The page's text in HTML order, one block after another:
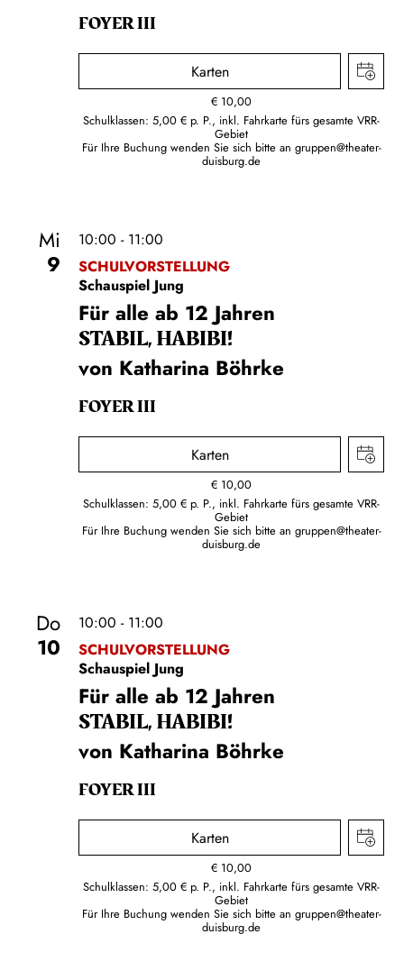
FOYER III
Karten
€ 10,00
Schulklassen: 5,00 € p. P., inkl. Fahrkarte fürs gesamte VRR-
Gebiet
Für Ihre Buchung wenden Sie sich bitte an gruppen@theater-
duisburg.de
Mi
9
10:00 - 11:00
SCHULVORSTELLUNG
Schauspiel Jung
Für alle ab 12 Jahren
STABIL, HABIBI!
von Katharina Böhrke
FOYER III
Karten
€ 10,00
Schulklassen: 5,00 € p. P., inkl. Fahrkarte fürs gesamte VRR-
Gebiet
Für Ihre Buchung wenden Sie sich bitte an gruppen@theater-
duisburg.de
Do
10
10:00 - 11:00
SCHULVORSTELLUNG
Schauspiel Jung
Für alle ab 12 Jahren
STABIL, HABIBI!
von Katharina Böhrke
FOYER III
Karten
€ 10,00
Schulklassen: 5,00 € p. P., inkl. Fahrkarte fürs gesamte VRR-
Gebiet
Für Ihre Buchung wenden Sie sich bitte an gruppen@theater-
duisburg.de